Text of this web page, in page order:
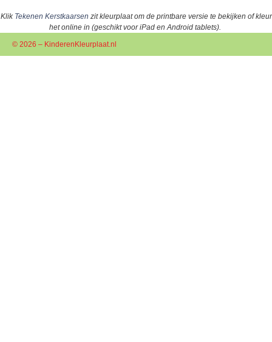
Klik Tekenen Kerstkaarsen zit kleurplaat om de printbare versie te bekijken of kleur
het online in (geschikt voor iPad en Android tablets).
© 2026 – KinderenKleurplaat.nl